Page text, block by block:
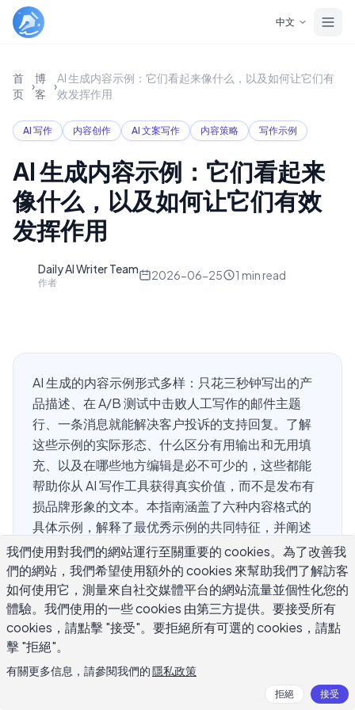
中文
首
页
›
博
客
›
AI 生成内容示例：它们看起来像什么，以及如何让它们有
效发挥作用
AI 写作 内容创作 AI 文案写作 内容策略 写作示例
AI 生成内容示例：它们看起来
像什么，以及如何让它们有效
发挥作用
Daily AI Writer Team
作者
2026-06-25 1 min read
AI 生成的内容示例形式多样：只花三秒钟写出的产
品描述、在 A/B 测试中击败人工写作的邮件主题
行、一条消息就能解决客户投诉的支持回复。了解
这些示例的实际形态、什么区分有用输出和无用填
充、以及在哪些地方编辑是必不可少的，这些都能
帮助你从 AI 写作工具获得真实价值，而不是发布有
损品牌形象的文本。本指南涵盖了六种内容格式的
具体示例，解释了最优秀示例的共同特征，并阐述
了在缺乏适当审核的情况下使用 AI 生成内容所带来
的风险。
什么是 AI 生成内容示例？
AI 生成内容示例是大型语言模型在接收提示后生成的真实
输出。它们涵盖多种格式：电子邮件、社交媒体帖子、产品
我們使用對我們的網站運行至關重要的 cookies。為了改善我
們的網站，我們希望使用額外的 cookies 來幫助我們了解訪客
如何使用它，測量來自社交媒體平台的網站流量並個性化您的
體驗。我們使用的一些 cookies 由第三方提供。要接受所有
cookies，請點擊 "接受"。要拒絕所有可選的 cookies，請點
擊 "拒絕"。
有關更多信息，請參閱我們的隱私政策
拒絕 接受